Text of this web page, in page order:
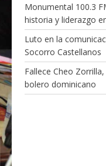
Monumental 100.3
historia y liderazgo
Luto en la
Socorro Castellanos
Fallece Cheo
bolero dominicano